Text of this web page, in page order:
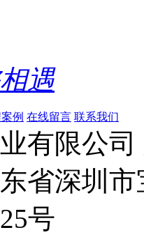
遇
例 在线留言 联系我们
有限公司
省深圳
号